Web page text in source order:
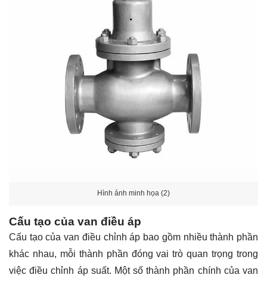
Hình ảnh minh họa (2)
Cấu tạo của van điều áp
Cấu tạo của van điều chỉnh áp bao gồm nhiều thành phần
khác nhau, mỗi thành phần đóng vai trò quan trọng trong
việc điều chỉnh áp suất. Một số thành phần chính của van